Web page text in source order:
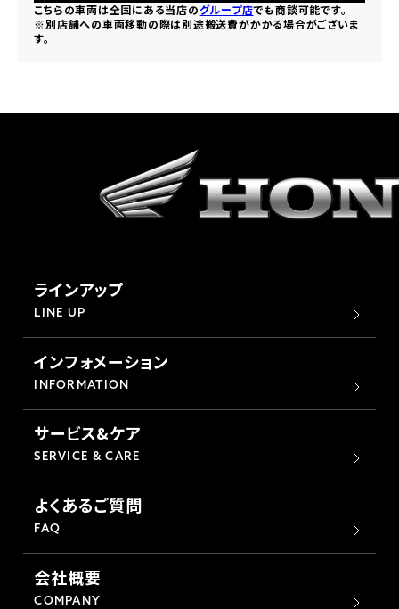
こちらの車両は全国にある当店のグループ店でも商談可能です。
※別店舗への車両移動の際は別途搬送費がかかる場合がございま
す。
ラインアップ
LINE UP
インフォメーション
INFORMATION
サービス&ケア
SERVICE & CARE
よくあるご質問
FAQ
会社概要
COMPANY
ホンダドリーム 水戸北